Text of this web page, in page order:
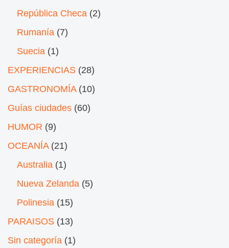
República Checa (2)
Rumanía (7)
Suecia (1)
EXPERIENCIAS (28)
GASTRONOMÍA(10)
Guías ciudades (60)
HUMOR (9)
OCEANÍA(21)
Australia (1)
Nueva Zelanda (5)
Polinesia (15)
PARAISOS (13)
Sin categoría (1)